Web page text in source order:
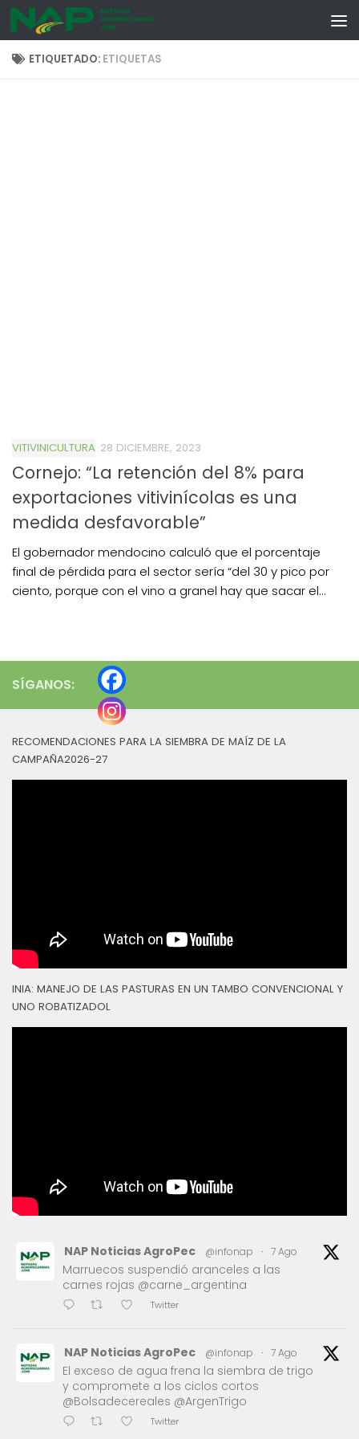
Skip to content
ETIQUETADO: ETIQUETAS
VITIVINICULTURA 28 DICIEMBRE, 2023
Cornejo: “La retención del 8% para
exportaciones vitivinícolas es una
medida desfavorable”
El gobernador mendocino calculó que el porcentaje
final de pérdida para el sector sería “del 30 y pico por
ciento, porque con el vino a granel hay que sacar el...
SÍGANOS:
RECOMENDACIONES PARA LA SIEMBRA DE MAÍZ DE LA
CAMPAÑA2026-27
INIA: MANEJO DE LAS PASTURAS EN UN TAMBO CONVENCIONAL Y
UNO ROBATIZADOL
NAP Noticias AgroPec @infonap · 7 Ago
Marruecos suspendió aranceles a las
carnes rojas @carne_argentina
Twitter
NAP Noticias AgroPec @infonap · 7 Ago
El exceso de agua frena la siembra de trigo
y compromete a los ciclos cortos
@Bolsadecereales @ArgenTrigo
Twitter